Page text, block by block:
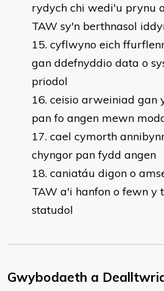
rydych chi wedi'u prynu
TAW sy'n berthnasol
cyflwyno eich
gan ddefnyddio data o
priodol
ceisio arweiniad gan
pan fo angen mewn
cael cymorth
chyngor pan fydd angen
caniatáu digon o
TAW a'i hanfon o fewn y
statudol
Gwybodaeth a